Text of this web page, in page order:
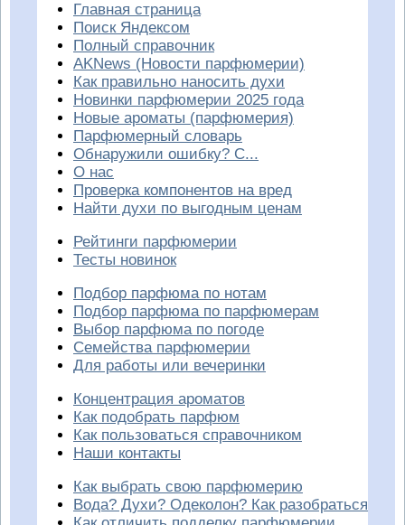
Главная страница
Поиск Яндексом
Полный справочник
AKNews (Новости парфюмерии)
Как правильно наносить духи
Новинки парфюмерии 2025 года
Новые ароматы (парфюмерия)
Парфюмерный словарь
Обнаружили ошибку? С...
О нас
Проверка компонентов на вред
Найти духи по выгодным ценам
Рейтинги парфюмерии
Тесты новинок
Подбор парфюма по нотам
Подбор парфюма по парфюмерам
Выбор парфюма по погоде
Семейства парфюмерии
Для работы или вечеринки
Концентрация ароматов
Как подобрать парфюм
Как пользоваться справочником
Наши контакты
Как выбрать свою парфюмерию
Вода? Духи? Одеколон? Как разобраться